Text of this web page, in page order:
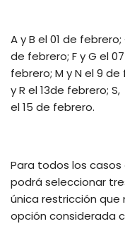
A y B el 01 de
de febrero; F y G el 07
febrero; M y N el 9 de
y R el 13de febrero; S,
el 15 de febrero.
Para todos los
podrá seleccionar
única restricción
opción considerada